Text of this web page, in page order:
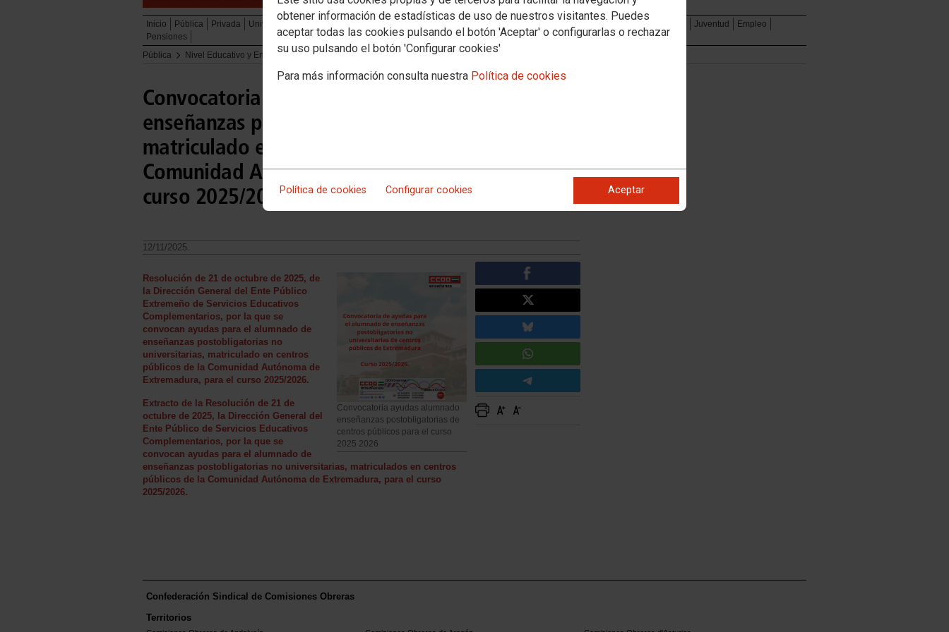
obtener información de estadísticas de uso de nuestros visitantes. Puedes
aceptar todas las cookies pulsando el botón 'Aceptar' o configurarlas o rechazar
su uso pulsando el botón 'Configurar cookies'
Para más información consulta nuestra Política de cookies
Política de cookies Configurar cookies Aceptar
Inicio Pública Privada Universidad Juventud
Empleo
Pensiones
Pública
Nivel Educativo y Enseñanzas Oficiales Formación Profesional Ciclos Formativos de Grado Superior
Convocatoria de ayudas para el alumnado de
enseñanzas postobligatorias no universitarias
matriculado en centros públicos de la
Comunidad Autónoma de Extremadura, para el
curso 2025/2026.
12/11/2025.
Convocatoria ayudas alumnado
enseñanzas postobligatorias de
centros públicos para el curso
2025 2026
Resolución de 21 de octubre de 2025, de
la Dirección General del Ente Público
Extremeño de Servicios Educativos
Complementarios, por la que se
convocan ayudas para el alumnado de
enseñanzas postobligatorias no
universitarias, matriculado en centros
públicos de la Comunidad Autónoma de
Extremadura, para el curso 2025/2026.
Extracto de la Resolución de 21 de
octubre de 2025, la Dirección General del
Ente Público de Servicios Educativos
Complementarios, por la que se
convocan ayudas para el alumnado de
enseñanzas postobligatorias no universitarias, matriculados en centros
públicos de la Comunidad Autónoma de Extremadura, para el curso
2025/2026.
Confederación Sindical de Comisiones Obreras
Territorios